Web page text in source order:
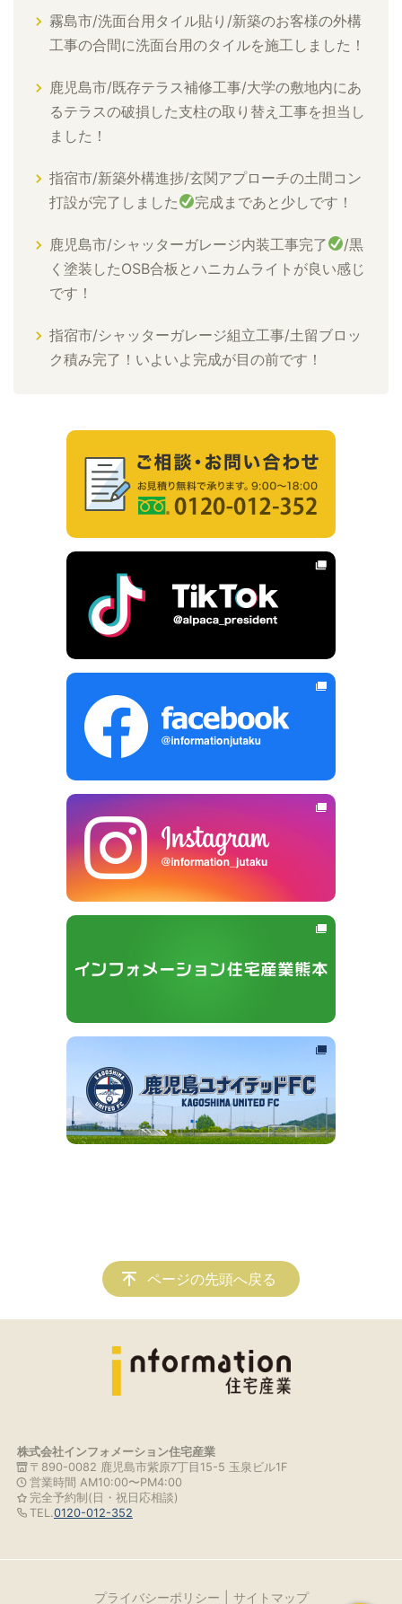
霧島市/洗面台用タイル貼り/新築のお客様の外構
工事の合間に洗面台用のタイルを施工しました！
鹿児島市/既存テラス補修工事/大学の敷地内にあ
るテラスの破損した支柱の取り替え工事を担当し
ました！
指宿市/新築外構進捗/玄関アプローチの土間コン
打設が完了しました
完成まであと少しです！
鹿児島市/シャッターガレージ内装工事完了
/黒
く塗装したOSB合板とハニカムライトが良い感じ
です！
指宿市/シャッターガレージ組立工事/土留ブロッ
ク積み完了！いよいよ完成が目の前です！
ページの先頭へ戻る
株式会社インフォメーション住宅産業
〒890-0082 鹿児島市紫原7丁目15-5 玉泉ビル1F
営業時間 AM10:00〜PM4:00
完全予約制(日・祝日応相談)
TEL.0120-012-352
プライバシーポリシー サイトマップ